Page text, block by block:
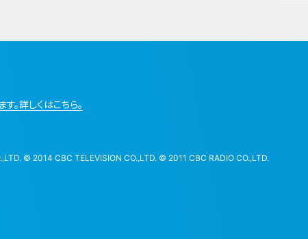
。詳しくはこちら。
© 2014 CBC TELEVISION CO.,LTD. © 2011 CBC RADIO CO.,LTD.